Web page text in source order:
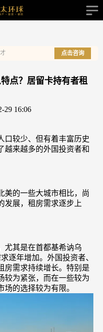
X先生 **15 成功办理圣基茨
点击咨询
点？居留卡持有者租
29 16:06
口较少、但有着丰富历史
越来越多的外国投资者和
美的一些大城市相比，尚
发展，租房需求逐步上
尤其是在首都基希讷乌
逐年增加。外国投资者、
房需求持续增长。特别是
较为紧张，而在一些较为
的选择较为有限。